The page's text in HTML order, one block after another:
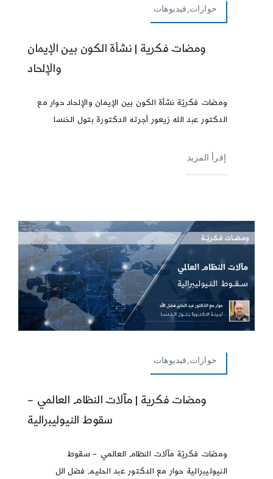
حوارات,فيديوهات
ومضات فكرية | نشأة الكون بين الإيمان
والإلحاد
ومضات فكريّة نشأة الكون بين الإيمان والإلحاد حوار مع
الدكتور عبد الله زيعور أجرته الدكتورة بتول الخنسا
إقرأ المزيد
حوارات,فيديوهات
ومضات فكرية | مآلات النظام العالمي –
سقوط النيوليبرالية
ومضات فكريّة مآلات النظام العالمي – سقوط
النيوليبرالية حوار مع الدكتور عبد الحليم فضل الل